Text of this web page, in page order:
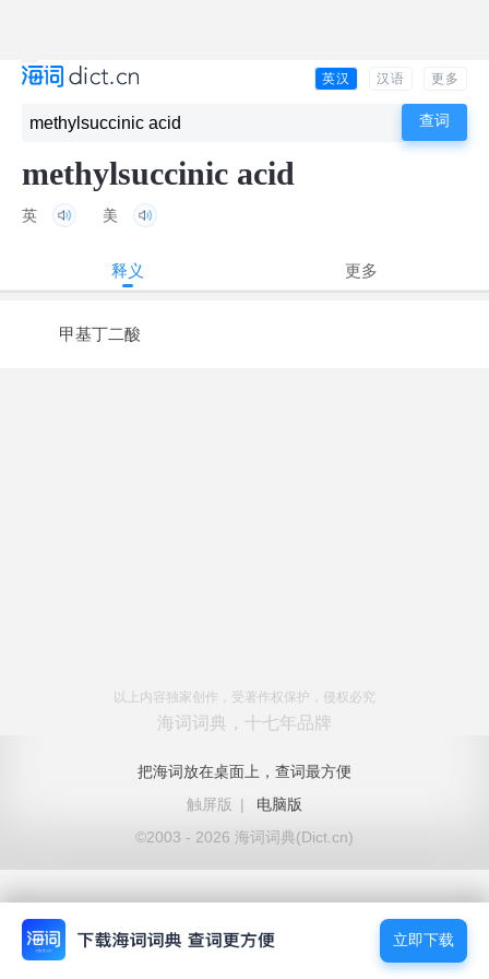
英汉 汉语 更多
methylsuccinic acid
英 美
释义 更多
甲基丁二酸
以上内容独家创作，受著作权保护，侵权必究
海词词典，十七年品牌
把海词放在桌面上，查词最方便
触屏版
|
电脑版
©2003 - 2026 海词词典(Dict.cn)
立即下载
立即下载